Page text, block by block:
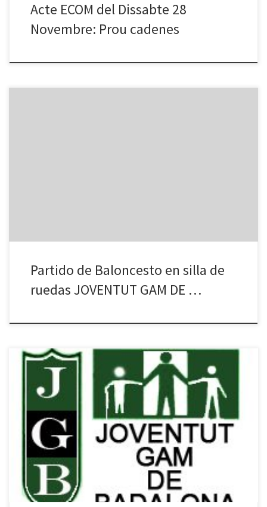
Acte ECOM del Dissabte 28
Novembre: Prou cadenes
Partido de Baloncesto en silla de
ruedas JOVENTUT GAM DE …
Òmnia AV Sant Roc dóna suport a l’ASSOCIACIÓ GAM (Grup Amics
de Minùsvalids) i Joventut GAM de Badalona. President: Jose
Ramon Baro Ruiz Adreça: A. Marquès de Mont-roig, 218, baixos.
08918 – Badalona. Tel. 93 383 75 52 Fax 93 397 06 97 L’associació
GAM participa a la comissió de […]